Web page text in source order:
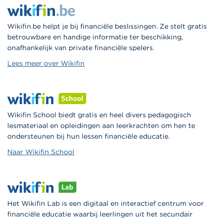
Wikifin.be helpt je bij financiële beslissingen. Ze stelt gratis
betrouwbare en handige informatie ter beschikking,
onafhankelijk van private financiële spelers.
Lees meer over Wikifin
Wikifin School biedt gratis en heel divers pedagogisch
lesmateriaal en opleidingen aan leerkrachten om hen te
ondersteunen bij hun lessen financiële educatie.
Naar Wikifin School
Het Wikifin Lab is een digitaal en interactief centrum voor
financiële educatie waarbij leerlingen uit het secundair